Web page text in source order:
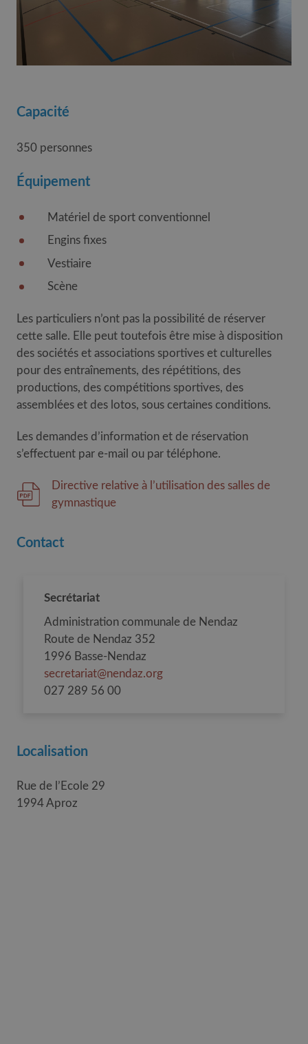
Capacité
350 personnes
Équipement
Matériel de sport conventionnel
Engins fixes
Vestiaire
Scène
Les particuliers n’ont pas la possibilité de réserver
cette salle. Elle peut toutefois être mise à disposition
des sociétés et associations sportives et culturelles
pour des entraînements, des répétitions, des
productions, des compétitions sportives, des
assemblées et des lotos, sous certaines conditions.
Les demandes d’information et de réservation
s’effectuent par e-mail ou par téléphone.
Directive relative à l’utilisation des salles de
gymnastique
Contact
Secrétariat
Administration communale de Nendaz
Route de Nendaz 352
1996 Basse-Nendaz
secretariat@nendaz.org
027 289 56 00
Localisation
Rue de l’Ecole 29
1994 Aproz